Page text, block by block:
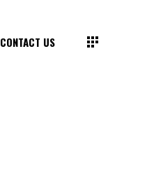
CONTACT US